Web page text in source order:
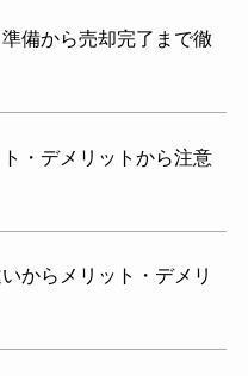
備から売却完了まで徹
・デメリットから注意
からメリット・デメリ